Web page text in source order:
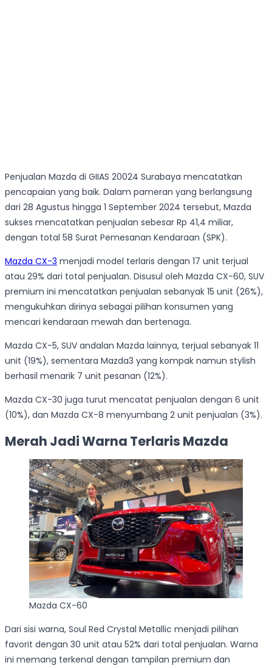
Penjualan Mazda di GIIAS 20024 Surabaya mencatatkan
pencapaian yang baik. Dalam pameran yang berlangsung
dari 28 Agustus hingga 1 September 2024 tersebut, Mazda
sukses mencatatkan penjualan sebesar Rp 41,4 miliar,
dengan total 58 Surat Pemesanan Kendaraan (SPK).
Mazda CX-3 menjadi model terlaris dengan 17 unit terjual
atau 29% dari total penjualan. Disusul oleh Mazda CX-60, SUV
premium ini mencatatkan penjualan sebanyak 15 unit (26%),
mengukuhkan dirinya sebagai pilihan konsumen yang
mencari kendaraan mewah dan bertenaga.
Mazda CX-5, SUV andalan Mazda lainnya, terjual sebanyak 11
unit (19%), sementara Mazda3 yang kompak namun stylish
berhasil menarik 7 unit pesanan (12%).
Mazda CX-30 juga turut mencatat penjualan dengan 6 unit
(10%), dan Mazda CX-8 menyumbang 2 unit penjualan (3%).
Merah Jadi Warna Terlaris Mazda
Mazda CX-60
Dari sisi warna, Soul Red Crystal Metallic menjadi pilihan
favorit dengan 30 unit atau 52% dari total penjualan. Warna
ini memang terkenal dengan tampilan premium dan